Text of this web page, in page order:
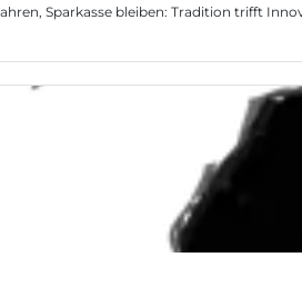
Sparkasse bleiben: Tradition trifft